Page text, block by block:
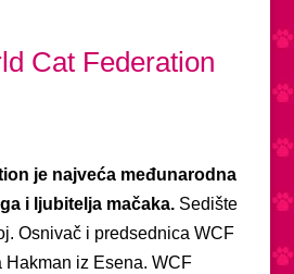
Cat Federation
je najveća međunarodna
i ljubitelja mačaka. Sedište
Osnivač i predsednica WCF
Hakman iz Esena. WCF